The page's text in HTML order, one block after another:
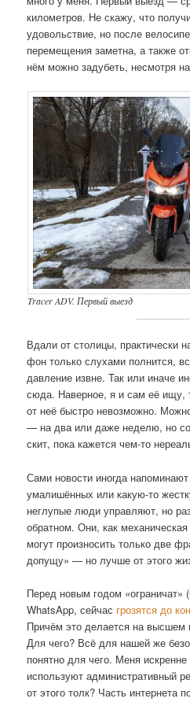
километров. Не скажу, что
удовольствие, но после
перемещения заметна, а также
нём можно задубеть, несмотря
Tracer ADV. Первый выезд
Вдали от столицы, практически
фон только слухами полнится,
давление извне. Так или иначе
сюда. Наверное, я и сам её ищу,
от неё быстро невозможно.
— на два или даже неделю, но
скит, пока кажется чем-то
Сами новости иногда
умалишённых или какую-то
неглупые люди управляют, но
обратном. Они, как
могут произносить только две
допущу» — но лучше от этого
Перед новым годом «ограничат»
WhatsApp, сейчас грозятся до
Причём это делается на высшем
Для чего? Всё для нашей же
понятно для чего. Меня
используют административный
от этого толк? Часть интернета